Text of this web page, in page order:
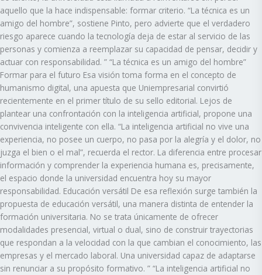
aquello que la hace indispensable: formar criterio. “La técnica es un
amigo del hombre”, sostiene Pinto, pero advierte que el verdadero
riesgo aparece cuando la tecnología deja de estar al servicio de las
personas y comienza a reemplazar su capacidad de pensar, decidir y
actuar con responsabilidad. ” “La técnica es un amigo del hombre”
Formar para el futuro Esa visión toma forma en el concepto de
humanismo digital, una apuesta que Uniempresarial convirtió
recientemente en el primer título de su sello editorial. Lejos de
plantear una confrontación con la inteligencia artificial, propone una
convivencia inteligente con ella. “La inteligencia artificial no vive una
experiencia, no posee un cuerpo, no pasa por la alegría y el dolor, no
juzga el bien o el mal”, recuerda el rector. La diferencia entre procesar
información y comprender la experiencia humana es, precisamente,
el espacio donde la universidad encuentra hoy su mayor
responsabilidad. Educación versátil De esa reflexión surge también la
propuesta de educación versátil, una manera distinta de entender la
formación universitaria. No se trata únicamente de ofrecer
modalidades presencial, virtual o dual, sino de construir trayectorias
que respondan a la velocidad con la que cambian el conocimiento, las
empresas y el mercado laboral. Una universidad capaz de adaptarse
sin renunciar a su propósito formativo. ” “La inteligencia artificial no